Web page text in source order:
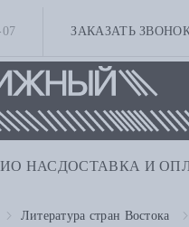
ЗАКАЗАТЬ
О НАС ДОСТАВКА И
Литература стран Востока